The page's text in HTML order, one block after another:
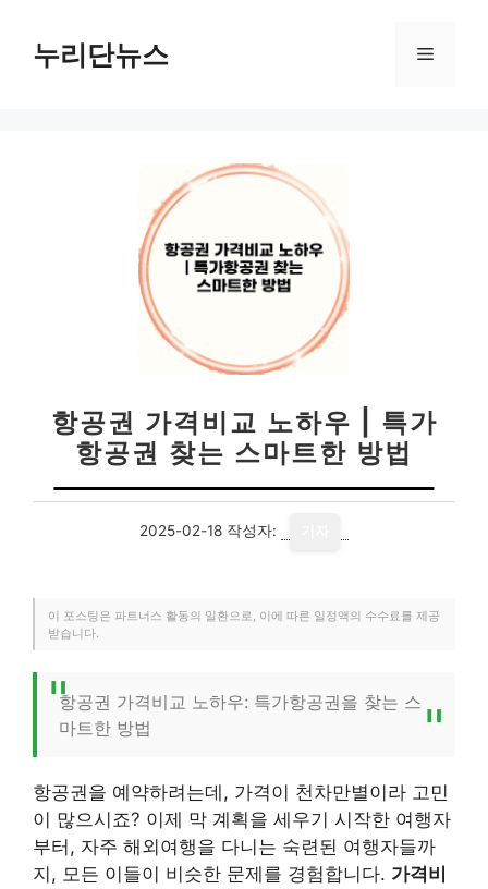
누리단뉴스 메
항공권 가격비교 노하우 | 특가
항공권 찾는 스마트한 방법
2025-02-18 작성자:
이 포스팅은 파트너스 활동의 일환으로, 이에 따른 일정액의 수수료를 제공
받습니다.
항공권 가격비교 노하우: 특가항공권을 찾는 스
마트한 방법
항공권을 예약하려는데, 가격이 천차만별이라 고민
이 많으시죠? 이제 막 계획을 세우기 시작한 여행자
부터, 자주 해외여행을 다니는 숙련된 여행자들까
지, 모든 이들이 비슷한 문제를 경험합니다. 가격비